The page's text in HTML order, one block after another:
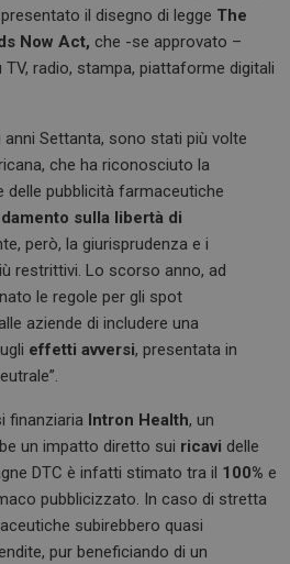
il disegno di legge The
Now Act, che -se approvato –
TV, radio, stampa, piattaforme digitali
anni Settanta, sono stati più volte
che ha riconosciuto la
pubblicità farmaceutiche
sulla libertà di
però, la giurisprudenza e i
restrittivi. Lo scorso anno, ad
le regole per gli spot
aziende di includere una
effetti avversi, presentata in
finanziaria Intron Health, un
un impatto diretto sui ricavi delle
DTC è infatti stimato tra il 100% e
pubblicizzato. In caso di stretta
subirebbero quasi
pur beneficiando di un